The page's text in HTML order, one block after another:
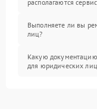
располагаются
Выполняете ли вы
лиц?
Какую
для юридических